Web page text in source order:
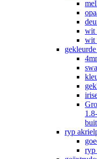
wit
wit
ryp
ryp